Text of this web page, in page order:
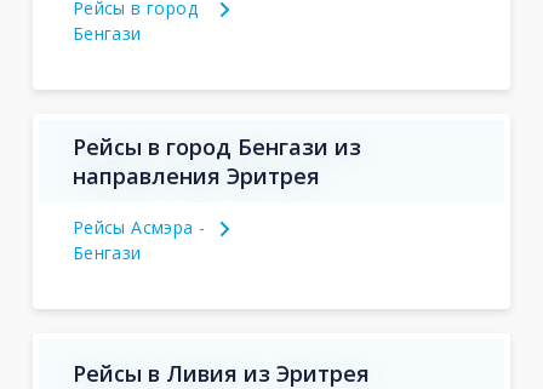
Рейсы в город
Бенгази
Рейсы в город Бенгази из
направления Эритрея
Рейсы Асмэра -
Бенгази
Рейсы в Ливия из Эритрея